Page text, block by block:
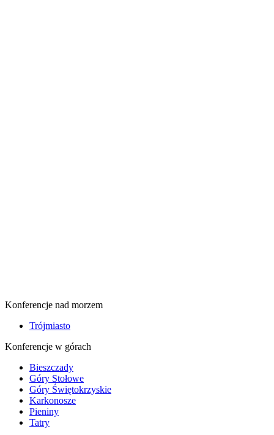
Konferencje nad morzem
Trójmiasto
Konferencje w górach
Bieszczady
Góry Stołowe
Góry Świętokrzyskie
Karkonosze
Pieniny
Tatry